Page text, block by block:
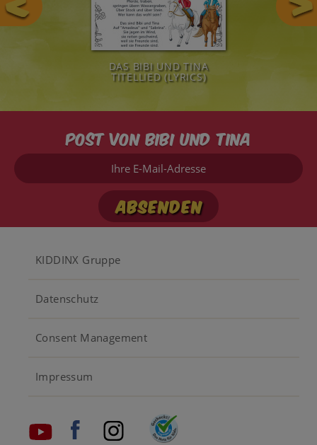
DAS BIBI UND TINA
TITELLIED (LYRICS)
Post von Bibi und Tina
Ihre
Mail-
Footer
KIDDINX Gruppe
Datenschutz
Consent Management
Impressum
Social